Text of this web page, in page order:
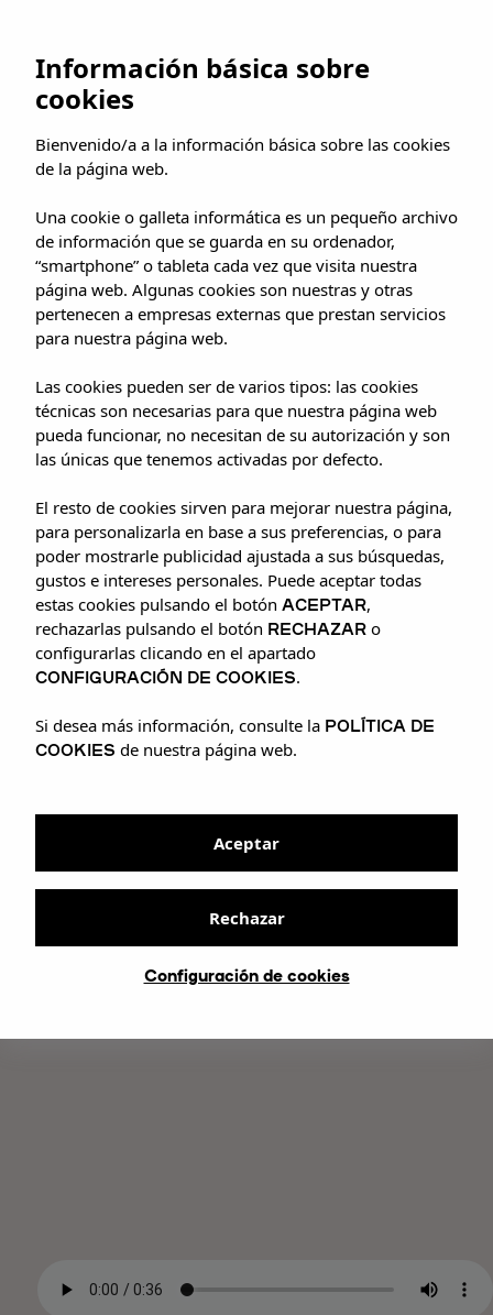
JACOB COLLIER: THE LIGHT FOR DAYS
JACOB COLLIER: THE
LIGHT FOR DAYS
Información básica sobre
cookies
Bienvenido/a a la información básica sobre las cookies
de la página web.
Una cookie o galleta informática es un pequeño archivo
de información que se guarda en su ordenador,
“smartphone” o tableta cada vez que visita nuestra
página web. Algunas cookies son nuestras y otras
pertenecen a empresas externas que prestan servicios
para nuestra página web.
Las cookies pueden ser de varios tipos: las cookies
técnicas son necesarias para que nuestra página web
pueda funcionar, no necesitan de su autorización y son
las únicas que tenemos activadas por defecto.
El resto de cookies sirven para mejorar nuestra página,
para personalizarla en base a sus preferencias, o para
poder mostrarle publicidad ajustada a sus búsquedas,
gustos e intereses personales. Puede aceptar todas
estas cookies pulsando el botón ACEPTAR,
rechazarlas pulsando el botón RECHAZAR o
configurarlas clicando en el apartado
CONFIGURACIÓN DE COOKIES.
Si desea más información, consulte la POLÍTICA DE
COOKIES de nuestra página web.
Configuración de cookies
Rechazar
Aceptar